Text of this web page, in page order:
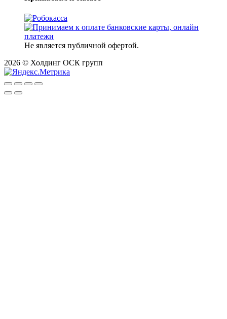
Не является публичной офертой.
2026 © Холдинг ОСК групп